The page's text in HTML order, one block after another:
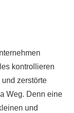
kontrollieren
zerstörte
Weg. Denn eine
und